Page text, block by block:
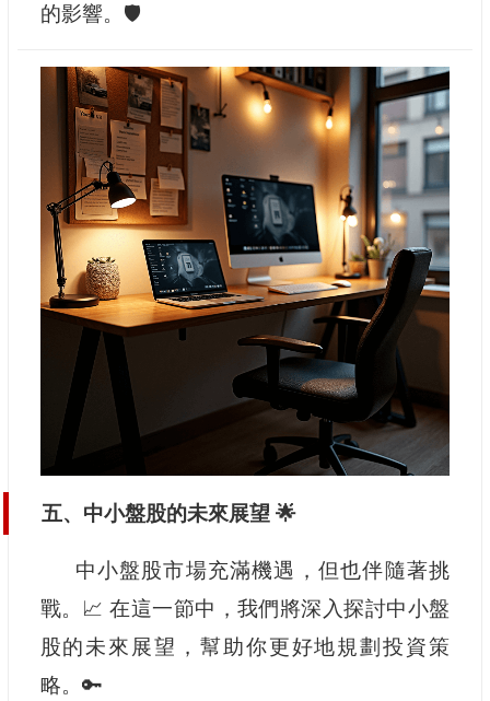
的影響。🛡️
五、中小盤股的未來展望 🌟
中小盤股市場充滿機遇，但也伴隨著挑
戰。📈 在這一節中，我們將深入探討中小盤
股的未來展望，幫助你更好地規劃投資策
略。🔑